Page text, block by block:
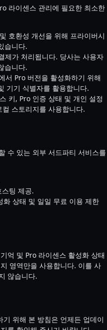
라이센스 관리에 필요한 최소한
호환성 개선을 위해 프라이버시
습니다.
제가 처리됩니다. 당사는 사용자
습니다.
서 Pro 버전을 활성화하기 위해
기기 식별자를 활용합니다.
키, Pro 인증 상태 및 개인 설정
스토리지를 사용합니다.
수 있는 외부 서드파티 서비스를
팅 제공.
상태 및 일일 무료 이용 제한
억 및 Pro 라이센스 활성화 상태
영역만을 사용합니다. 이를 사
않습니다.
위해 본 방침은 언제든 업데이